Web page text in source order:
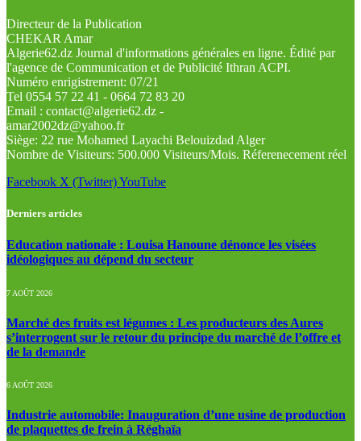
Directeur de la Publication
CHEKAR Amar
Algerie62.dz Journal d'informations générales en ligne. Édité par
l'agence de Communication et de Publicité Ithran ACPI.
Numéro enrigistrement: 07/21
Tel 0554 57 22 41 - 0664 72 83 20
Email : contact@algerie62.dz -
amar2002dz@yahoo.fr
Siège: 22 rue Mohamed Layachi Belouizdad Alger
Nombre de Visiteurs: 500.000 Visiteurs/Mois. Réferenecement réel
Facebook X (Twitter)YouTube
Derniers articles
Education nationale : Louisa Hanoune dénonce les visées
idéologiques au dépend du secteur
7 AOÛT 2026
Marché des fruits est légumes : Les producteurs des Aures
s’interrogent sur le retour du principe du marché de l’offre et
de la demande
6 AOÛT 2026
Industrie automobile: Inauguration d’une usine de production
de plaquettes de frein à Réghaïa